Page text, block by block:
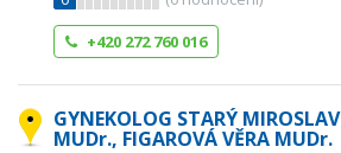
+420 272 760 016
GYNEKOLOG STARÝ MIROSLAV
MUDr., FIGAROVÁ VĚRA MUDr.